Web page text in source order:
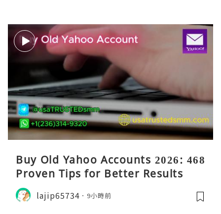
Buy Old Yahoo Accounts 2026: 468
Proven Tips for Better Results
lajip65734 9小時前